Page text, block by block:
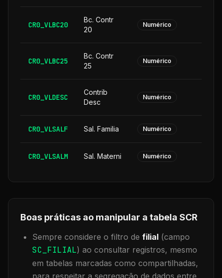
CR0_VLBC20
Bc. Contr
20
Numérico
CR0_VLBC25
Bc. Contr
25
Numérico
CR0_VLDESC
Contrib
Desc
Numérico
CR0_VLSALF Sal. Familia Numérico
CR0_VLSALM Sal. Materni Numérico
Boas práticas ao manipular a tabela SCR
Sempre considere o filtro de filial (campo
SC_FILIAL) ao consultar registros, mesmo
em tabelas marcadas como compartilhadas,
para respeitar a segregação de dados entre